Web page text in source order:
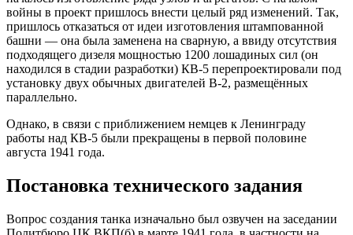
войны в проект пришлось внести целый ряд изменений. Так,
пришлось отказаться от идеи изготовления штампованной
башни — она была заменена на сварную, а ввиду отсутствия
подходящего дизеля мощностью 1200 лошадиных сил (он
находился в стадии разработки) КВ-5 перепроектировали под
установку двух обычных двигателей В-2, размещённых
параллельно.
Однако, в связи с приближением немцев к Ленинграду
работы над КВ-5 были прекращены в первой половине
августа 1941 года.
Постановка технического задания
Вопрос создания танка изначально был озвучен на заседании